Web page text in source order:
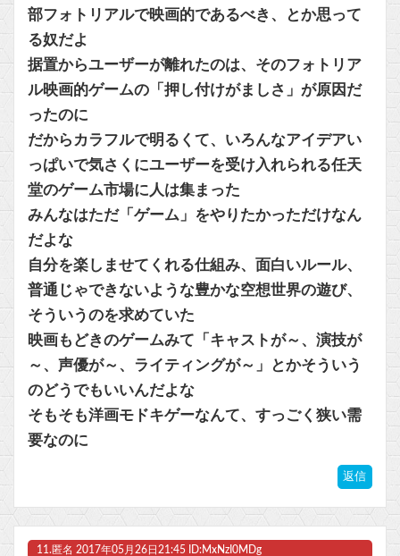
部フォトリアルで映画的であるべき、とか思って
る奴だよ
据置からユーザーが離れたのは、そのフォトリア
ル映画的ゲームの「押し付けがましさ」が原因だ
ったのに
だからカラフルで明るくて、いろんなアイデアい
っぱいで気さくにユーザーを受け入れられる任天
堂のゲーム市場に人は集まった
みんなはただ「ゲーム」をやりたかっただけなん
だよな
自分を楽しませてくれる仕組み、面白いルール、
普通じゃできないような豊かな空想世界の遊び、
そういうのを求めていた
映画もどきのゲームみて「キャストが～、演技が
～、声優が～、ライティングが～」とかそういう
のどうでもいいんだよな
そもそも洋画モドキゲーなんて、すっごく狭い需
要なのに
返信
11. 匿名 2017年05月26日21:45 ID:MxNzI0MDg